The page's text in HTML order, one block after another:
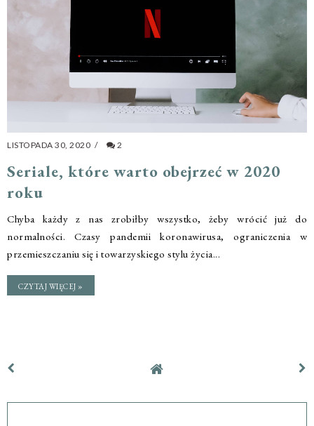
LISTOPADA 30, 2020 / 2
Seriale, które warto obejrzeć w 2020
roku
Chyba każdy z nas zrobiłby wszystko, żeby wrócić już do
normalności. Czasy pandemii koronawirusa, ograniczenia w
przemieszczaniu się i towarzyskiego stylu życia...
CZYTAJ WIĘCEJ »